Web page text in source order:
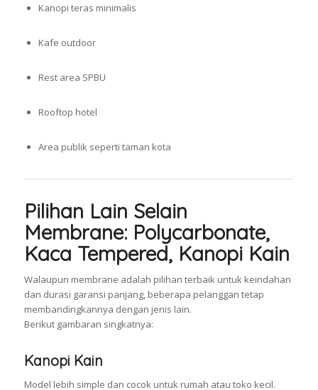
Kanopi teras minimalis
Kafe outdoor
Rest area SPBU
Rooftop hotel
Area publik seperti taman kota
Pilihan Lain Selain
Membrane: Polycarbonate,
Kaca Tempered, Kanopi Kain
Walaupun membrane adalah pilihan terbaik untuk keindahan
dan durasi garansi panjang, beberapa pelanggan tetap
membandingkannya dengan jenis lain.
Berikut gambaran singkatnya:
Kanopi Kain
Model lebih simple dan cocok untuk rumah atau toko kecil.